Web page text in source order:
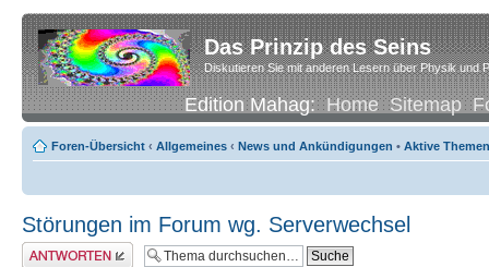
Das Prinzip des Seins
Diskutieren Sie mit anderen Lesern über Physik und
Edition Mahag:Home Sitemap
Foren-Übersicht ‹ Allgemeines ‹ News und Ankündigungen • Aktive Themen
Störungen im Forum wg. Serverwechsel
Antwort erstellen